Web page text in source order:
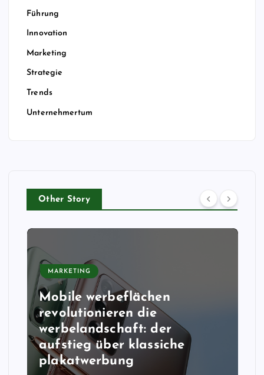
Führung
Innovation
Marketing
Strategie
Trends
Unternehmertum
Other Story
MARKETING
Mobile werbeflächen
revolutionieren die
werbelandschaft: der
aufstieg über klassiche
plakatwerbung